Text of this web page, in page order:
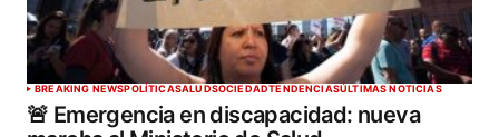
BREAKING NEWSPOLÍTICASALUDSOCIEDADTENDENCIASÚLTIMAS NOTICIAS
🚨 Emergencia en discapacidad: nueva